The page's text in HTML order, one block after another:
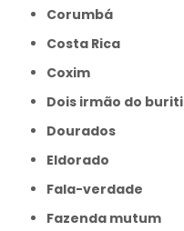
Corumbá
Costa Rica
Coxim
Dois irmão do buriti
Dourados
Eldorado
Fala-verdade
Fazenda mutum